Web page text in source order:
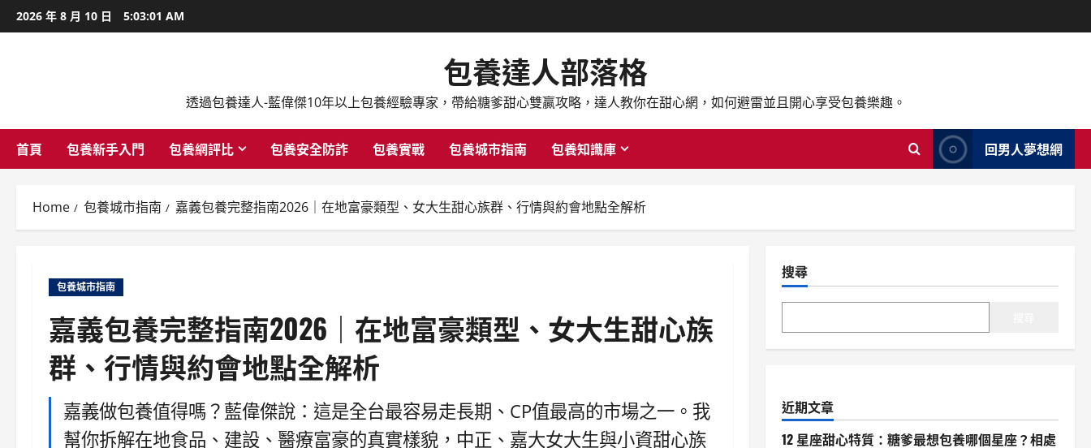
至
2026 年 8 月 10 日 5:03:02 AM
包養達人部落格
透過包養達人-藍偉傑10年以上包養經驗專家，帶給糖爹甜心雙贏攻略，達人教你在甜心網，如何避雷並且開心享受包養樂趣。
首頁 包養新手入門 包養網評比 包養安全防詐 包養實戰 包養城市指南 包養知識庫 回男人夢想網
Home 包養城市指南 嘉義包養完整指南2026｜在地富豪類型、女大生甜心族群、行情與約會地點全解析
包養城市指南
嘉義包養完整指南2026｜在地富豪類型、女大生甜心族
群、行情與約會地點全解析
嘉義做包養值得嗎？藍偉傑說：這是全台最容易走長期、CP值最高的市場之一。我
幫你拆解在地食品、建設、醫療富豪的真實樣貌，中正、嘉大女大生與小資甜心族
搜尋
近期文章
12 星座甜心特質：糖爹最想包養哪個星座？相處